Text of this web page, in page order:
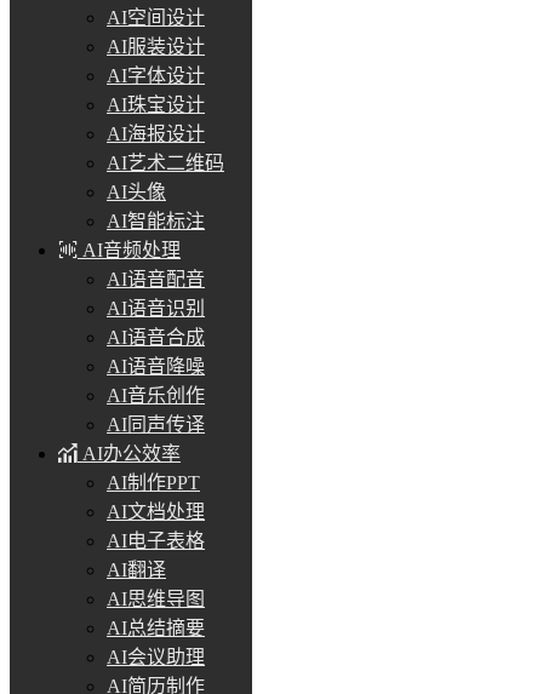
AI空间设计
AI服装设计
AI字体设计
AI珠宝设计
AI海报设计
AI艺术二维码
AI头像
AI智能标注
AI音频处理
AI语音配音
AI语音识别
AI语音合成
AI语音降噪
AI音乐创作
AI同声传译
AI办公效率
AI制作PPT
AI文档处理
AI电子表格
AI翻译
AI思维导图
AI总结摘要
AI会议助理
AI简历制作